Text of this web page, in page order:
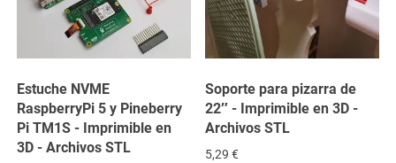
Estuche NVME
RaspberryPi 5 y Pineberry
Pi TM1S - Imprimible en
3D - Archivos STL
Soporte para pizarra de
22″ - Imprimible en 3D -
Archivos STL
5,29€